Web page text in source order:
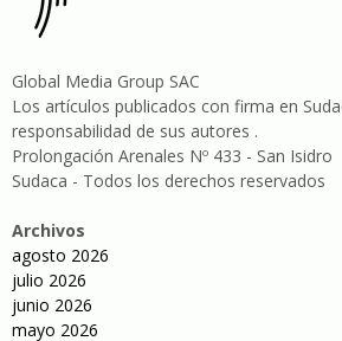
Global Media Group SAC
Los artículos publicados con firma en
responsabilidad de sus autores .
Prolongación Arenales Nº 433 - San Isidro
Sudaca - Todos los derechos reservados
Archivos
agosto 2026
julio 2026
junio 2026
mayo 2026